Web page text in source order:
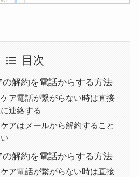
ミュゼプラチナムの
約期間が過ぎた場合
どうなる？
レミノの解約方法ま
ベストタイミングを
詳しく解説！
目次
の解約を電話からする方法
ア電話が繋がらない時は直接
連絡する
アはメールから解約すること
の解約を電話からする方法
ア電話が繋がらない時は直接